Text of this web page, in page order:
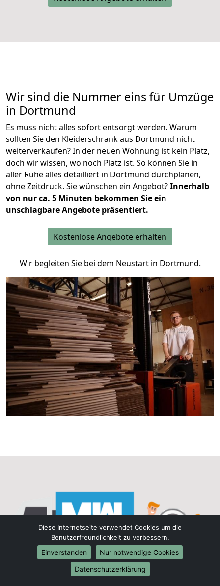
Wir sind die Nummer eins für Umzüge
in Dortmund
Es muss nicht alles sofort entsorgt werden. Warum
sollten Sie den Kleiderschrank aus Dortmund nicht
weiterverkaufen? In der neuen Wohnung ist kein Platz,
doch wir wissen, wo noch Platz ist. So können Sie in
aller Ruhe alles detailliert in Dortmund durchplanen,
ohne Zeitdruck. Sie wünschen ein Angebot?Innerhalb
von nur ca. 5 Minuten bekommen Sie ein
unschlagbare Angebote präsentiert.
Kostenlose Angebote erhalten
Wir begleiten Sie bei dem Neustart in Dortmund.
Diese Internetseite verwendet Cookies um die
Benutzerfreundlichkeit zu verbessern.
Einverstanden
Nur notwendige Cookies
Datenschutzerklärung